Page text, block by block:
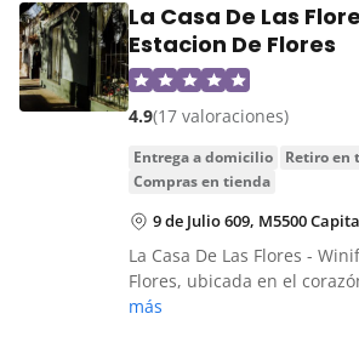
La Casa De Las
Estacion De Flores
4.9(17 valoraciones)
entrega a domicilio
retiro en
compras en tienda
9 de Julio 609, M5500
La Casa De Las Flores -
Flores, ubicada en el
más